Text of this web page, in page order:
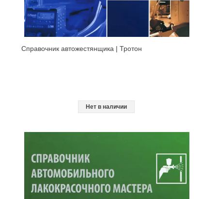
Справочник автожестянщика | Тротон
Нет в наличии